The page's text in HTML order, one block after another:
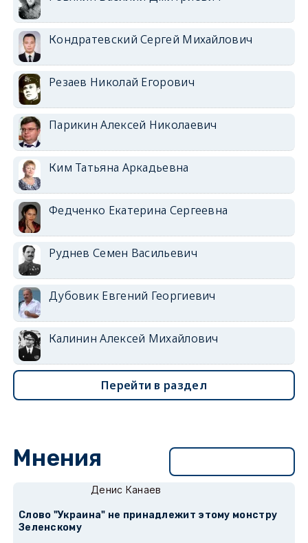
Кондратевский Сергей Михайлович
Резаев Николай Егорович
Парикин Алексей Николаевич
Ким Татьяна Аркадьевна
Федченко Екатерина Сергеевна
Руднев Семен Васильевич
Дубовик Евгений Георгиевич
Калинин Алексей Михайлович
Перейти в раздел
Мнения
Денис Канаев
Слово "Украина" не принадлежит этому монстру
Зеленскому